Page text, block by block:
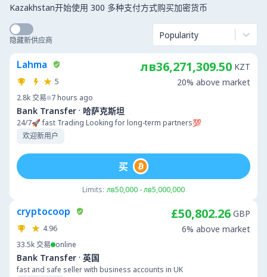
Kazakhstan开始使用 300 多种支付方式购买加密货币
隐藏新供应商 Popularity
Lahma
5
2.8k交易 7 hours ago
Bank Transfer · 哈萨克斯坦
24/7🚀 fast Trading Looking for long-term partners💯
欢迎新用户
лв36,271,309.50 KZT
20% above market
Limits: лв50,000 - лв5,000,000
买
cryptocoop
4.96
33.5k交易 online
Bank Transfer · 英国
fast and safe seller with business accounts in UK
£50,802.26 GBP
6% above market